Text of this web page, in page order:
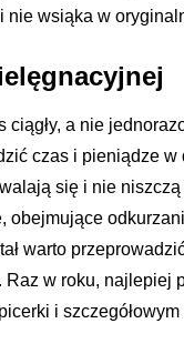
wsiąka w
ciągły, a nie
czas i pieniądze w
się i nie
obejmujące
warto
w roku, najlepiej
i